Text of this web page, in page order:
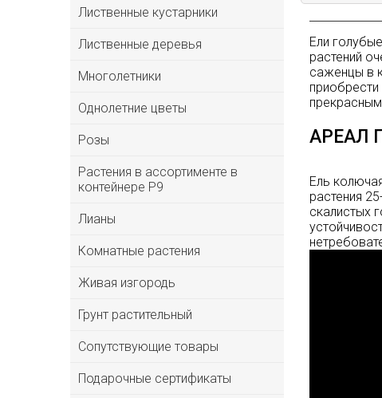
Лиственные кустарники
Лиственные деревья
Многолетники
Однолетние цветы
Розы
Растения в ассортименте в
контейнере P9
Лианы
Комнатные растения
Живая изгородь
Грунт растительный
Сопутствующие товары
Подарочные сертификаты
Ели
растений
саженцы в
АРЕАЛ
Ель
растения
скалистых